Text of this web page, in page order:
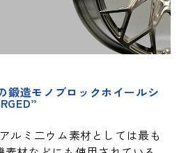
鍛造モノブロックホイールシ
ルミ二ウム素材としては最も